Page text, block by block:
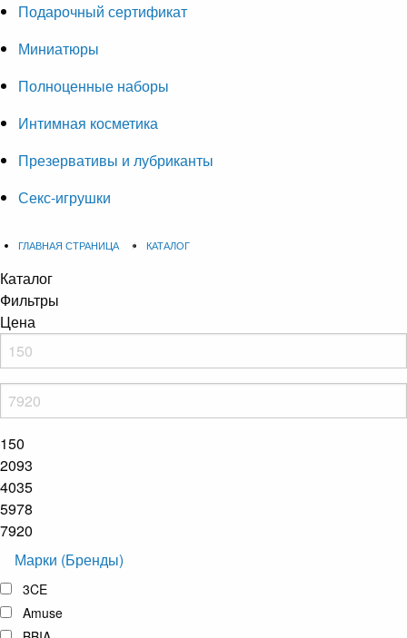
Подарочный сертификат
Миниатюры
Полноценные наборы
Интимная косметика
Презервативы и лубриканты
Секс-игрушки
ГЛАВНАЯ СТРАНИЦА КАТАЛОГ
Каталог
Фильтры
Цена
150
2093
4035
5978
7920
Марки (Бренды)
3CE
Amuse